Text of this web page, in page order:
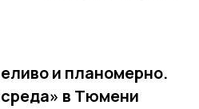
и планомерно.
в Тюмени